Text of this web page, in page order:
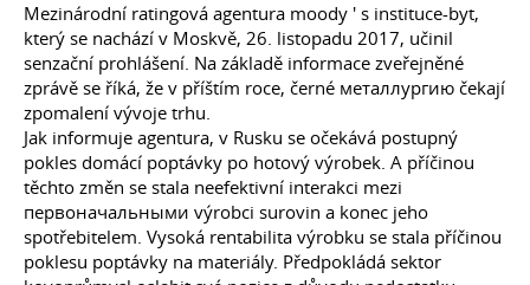
Mezinárodní ratingová agentura moody ' s instituce-byt,
který se nachází v Moskvě, 26. listopadu 2017, učinil
senzační prohlášení. Na základě informace zveřejněné
zprávě se říká, že v příštím roce, černé металлургию čekají
zpomalení vývoje trhu.
Jak informuje agentura, v Rusku se očekává postupný
pokles domácí poptávky po hotový výrobek. A příčinou
těchto změn se stala neefektivní interakci mezi
первоначальными výrobci surovin a konec jeho
spotřebitelem. Vysoká rentabilita výrobku se stala příčinou
poklesu poptávky na materiály. Předpokládá sektor